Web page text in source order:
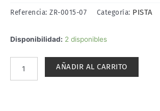
Referencia: ZR-0015-07 Categoría: PISTA
Disponibilidad: 2 disponibles
CARROCERÍA
0.7mm
AÑADIR AL CARRITO